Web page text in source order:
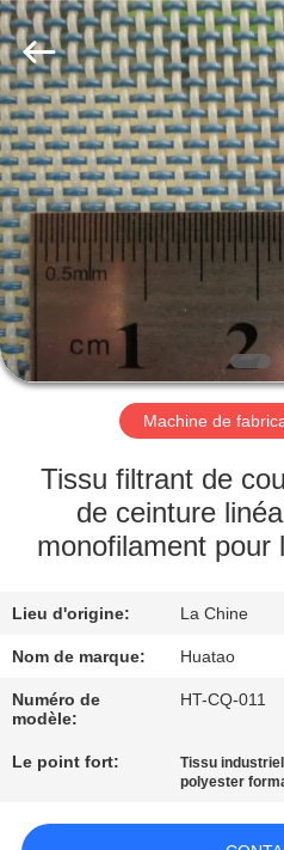
MAISON
PRODUITS
AU
SUJET
DE
NOUS
VISITE
D'USINE
DE
QUALITÉ
NOUS
HUATAO
LOVER
LTD.
All
Rights
Reserved.
Machine de
Tissu filtrant de
de ceinture
monofilament pour
Lieu d'origine: La Chine
Nom de marque: Huatao
Numéro de
modèle:
HT-CQ-011
Le point fort: Tissu
polyester